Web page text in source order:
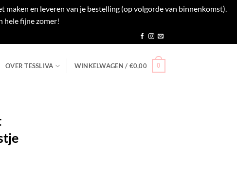
maken en leveren van je bestelling (op volgorde van binnenkomst).
hele fijne zomer!
OVER TESSLIVA WINKELWAGEN / €0,00 0